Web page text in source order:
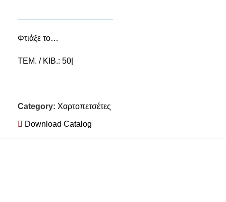
Φτιάξε το…
ΤΕΜ. / ΚΙΒ.: 50|
Category: Χαρτοπετσέτες
Download Catalog